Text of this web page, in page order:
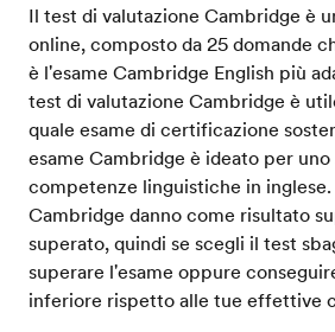
Il test di valutazione Cambridge è
online, composto da 25 domande
è l'esame Cambridge English più
test di valutazione Cambridge è
quale esame di certificazione
esame Cambridge è ideato per
competenze linguistiche in
Cambridge danno come risultato
superato, quindi se scegli il test
superare l'esame oppure
inferiore rispetto alle tue effettive